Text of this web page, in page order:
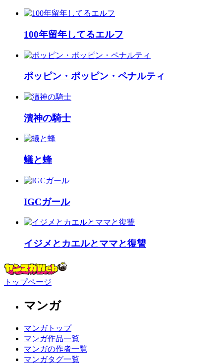
100年留年してるエルフ
ポッピン・ポッピン・ペナルティ
瀆神の騎士
蟻と蜂
IGCガール
イジメとカエルとママと復讐
トップページ
マンガ
マンガトップ
マンガ作品一覧
マンガの作者一覧
マンガタグ一覧